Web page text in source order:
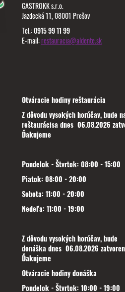
GASTROKK s.r.o.
Jazdecká 11, 08001 Prešov
Tel.:0915 99 11 99
E-mail:restauracia@aldente.sk
Otváracie hodiny reštaurácia
Z dôvodu vysokých horúčav, bude
reštaurácisa dnes 06.08.2026
Ďakujeme
Pondelok - Štvrtok: 08:00 - 15:00
Piatok: 08:00 - 20:00
Sobota: 11:00 - 20:00
Nedeľa: 11:00 - 19:00
Z dôvodu vysokých horúčav, bude
donáška dnes 06.08.2026
Ďakujeme
Otváracie hodiny donáška
Pondelok - Štvrtok: 10:00 - 19:00